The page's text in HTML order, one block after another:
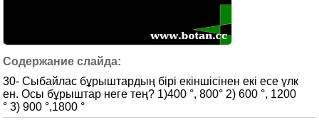
30- Сыбайлас бұрыштардың бірі екіншісінен екі есе үлк
ен. Осы бұрыштар неге тең? 1)400 °, 800° 2) 600 °, 1200
° 3) 900 °,1800 °